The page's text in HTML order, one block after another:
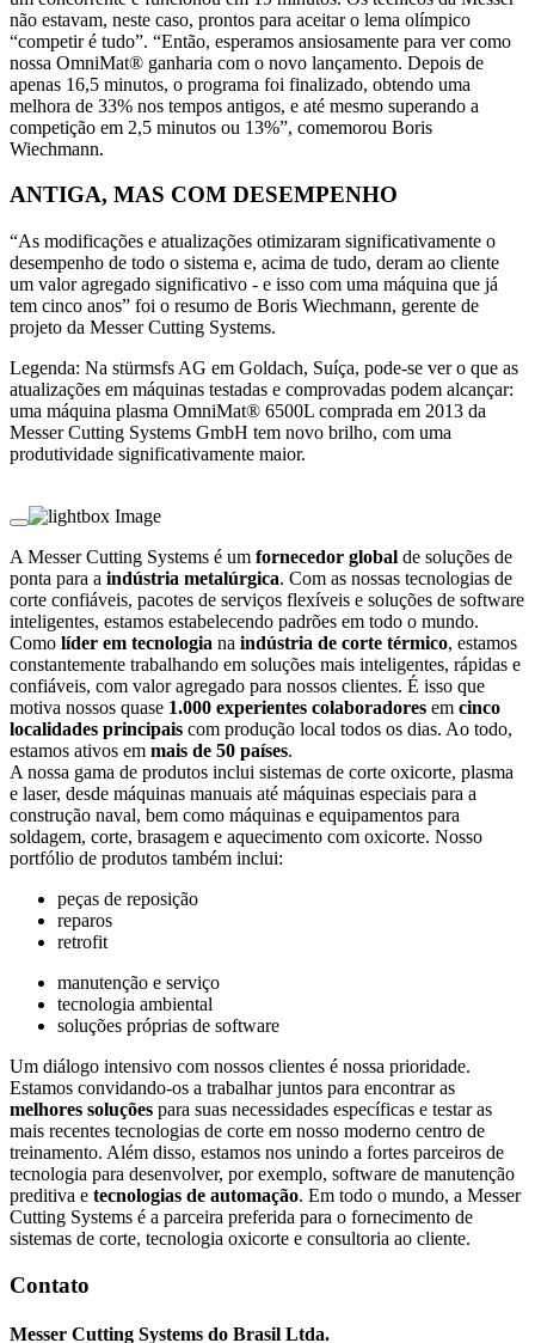
não estavam, neste caso, prontos para aceitar o lema olímpico
“competir é tudo”. “Então, esperamos ansiosamente para ver como
nossa OmniMat® ganharia com o novo lançamento. Depois de
apenas 16,5 minutos, o programa foi finalizado, obtendo uma
melhora de 33% nos tempos antigos, e até mesmo superando a
competição em 2,5 minutos ou 13%”, comemorou Boris
Wiechmann.
ANTIGA, MAS COM DESEMPENHO
“As modificações e atualizações otimizaram significativamente o
desempenho de todo o sistema e, acima de tudo, deram ao cliente
um valor agregado significativo - e isso com uma máquina que já
tem cinco anos” foi o resumo de Boris Wiechmann, gerente de
projeto da Messer Cutting Systems.
Legenda: Na stürmsfs AG em Goldach, Suíça, pode-se ver o que as
atualizações em máquinas testadas e comprovadas podem alcançar:
uma máquina plasma OmniMat® 6500L comprada em 2013 da
Messer Cutting Systems GmbH tem novo brilho, com uma
produtividade significativamente maior.
A Messer Cutting Systems é um fornecedor global de soluções de
ponta para a indústria metalúrgica. Com as nossas tecnologias de
corte confiáveis, pacotes de serviços flexíveis e soluções de software
inteligentes, estamos estabelecendo padrões em todo o mundo.
Como líder em tecnologia na indústria de corte térmico, estamos
constantemente trabalhando em soluções mais inteligentes, rápidas e
confiáveis, com valor agregado para nossos clientes. É isso que
motiva nossos quase 1.000 experientes colaboradores em cinco
localidades principais com produção local todos os dias. Ao todo,
estamos ativos em mais de 50 países.
A nossa gama de produtos inclui sistemas de corte oxicorte, plasma
e laser, desde máquinas manuais até máquinas especiais para a
construção naval, bem como máquinas e equipamentos para
soldagem, corte, brasagem e aquecimento com oxicorte. Nosso
portfólio de produtos também inclui:
peças de reposição
reparos
retrofit
manutenção e serviço
tecnologia ambiental
soluções próprias de software
Um diálogo intensivo com nossos clientes é nossa prioridade.
Estamos convidando-os a trabalhar juntos para encontrar as
melhores soluções para suas necessidades específicas e testar as
mais recentes tecnologias de corte em nosso moderno centro de
treinamento. Além disso, estamos nos unindo a fortes parceiros de
tecnologia para desenvolver, por exemplo, software de manutenção
preditiva e tecnologias de automação. Em todo o mundo, a Messer
Cutting Systems é a parceira preferida para o fornecimento de
sistemas de corte, tecnologia oxicorte e consultoria ao cliente.
Contato
Messer Cutting Systems do Brasil Ltda.